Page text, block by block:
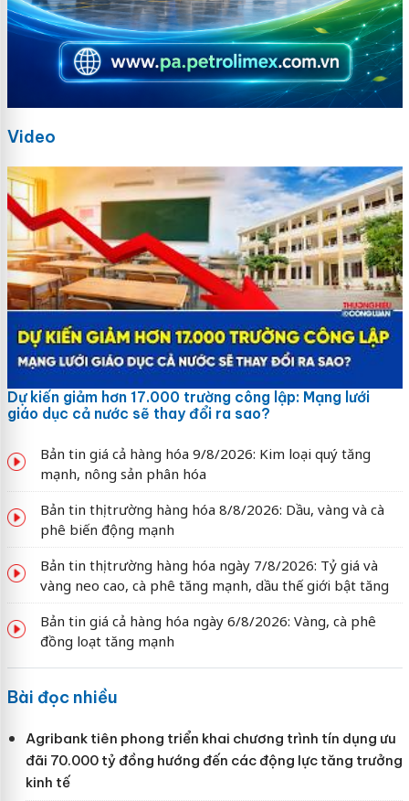
Video
Dự kiến giảm hơn 17.000 trường công lập: Mạng lưới
giáo dục cả nước sẽ thay đổi ra sao?
Bản tin giá cả hàng hóa 9/8/2026: Kim loại quý tăng
mạnh, nông sản phân hóa
Bản tin thị trường hàng hóa 8/8/2026: Dầu, vàng và cà
phê biến động mạnh
Bản tin thị trường hàng hóa ngày 7/8/2026: Tỷ giá và
vàng neo cao, cà phê tăng mạnh, dầu thế giới bật tăng
Bản tin giá cả hàng hóa ngày 6/8/2026: Vàng, cà phê
đồng loạt tăng mạnh
Bài đọc nhiều
Agribank tiên phong triển khai chương trình tín dụng ưu
đãi 70.000 tỷ đồng hướng đến các động lực tăng trưởng
kinh tế